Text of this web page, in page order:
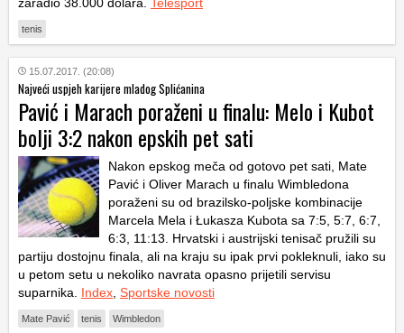
tenis
15.07.2017. (20:08)
Najveći uspjeh karijere mladog Splićanina
Pavić i Marach poraženi u finalu: Melo i Kubot
bolji 3:2 nakon epskih pet sati
Nakon epskog meča od gotovo pet sati, Mate
Pavić i Oliver Marach u finalu Wimbledona
poraženi su od brazilsko-poljske kombinacije
Marcela Mela i Łukasza Kubota sa 7:5, 5:7, 6:7,
6:3, 11:13. Hrvatski i austrijski tenisač pružili su
partiju dostojnu finala, ali na kraju su ipak prvi pokleknuli, iako su
u petom setu u nekoliko navrata opasno prijetili servisu
suparnika. Index Sportske novosti
Mate Pavić tenis Wimbledon